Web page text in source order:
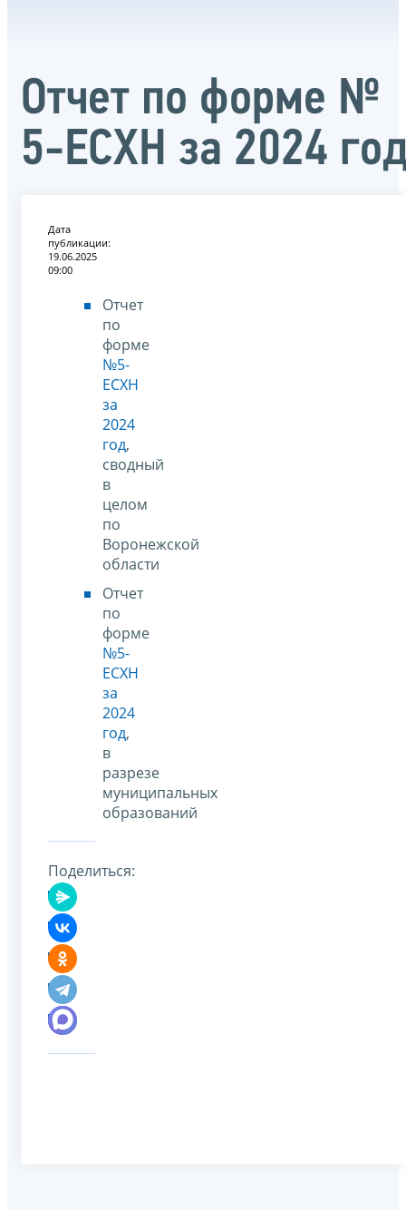
Отчет по форме №
5-ЕСХН за 2024
Дата
публикации:
19.06.2025
09:00
Отчет
по
форме
№5-
ЕСХН
за
2024
год,
сводный
в
целом
по
Воронежской
области
Отчет
по
форме
№5-
ЕСХН
за
2024
год,
в
разрезе
муниципальных
образований
Поделиться: